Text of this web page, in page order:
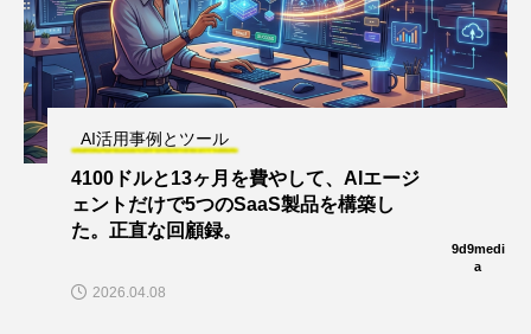
AI活用事例とツール
4100ドルと13ヶ月を費やして、AIエージ
ェントだけで5つのSaaS製品を構築し
た。正直な回顧録。
9d9medi
a
2026.04.08